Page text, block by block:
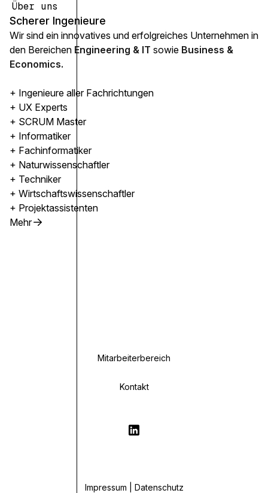
Über uns
Scherer Ingenieure
Wir sind ein innovatives und erfolgreiches Unternehmen in
den Bereichen Engineering & IT sowie Business &
Economics.
+ Ingenieure aller Fachrichtungen
+ UX Experts
+ SCRUM Master
+ Informatiker
+ Fachinformatiker
+ Naturwissenschaftler
+ Techniker
+ Wirtschaftswissenschaftler
+ Projektassistenten
Mehr
Mitarbeiterbereich
Kontakt
Impressum | Datenschutz